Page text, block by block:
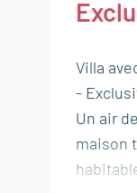
Villa
-
Un air
maison